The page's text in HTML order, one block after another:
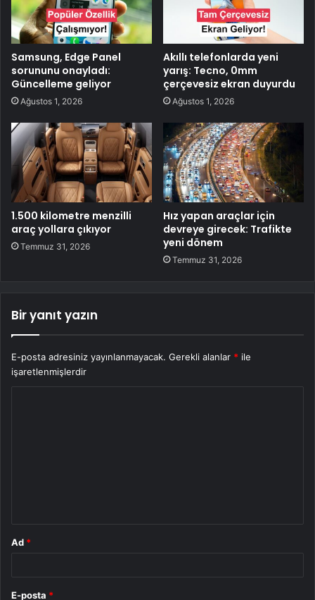
Samsung, Edge Panel
sorununu onayladı:
Güncelleme geliyor
Ağustos 1, 2026
Akıllı telefonlarda yeni
yarış: Tecno, 0mm
çerçevesiz ekran duyurdu
Ağustos 1, 2026
1.500 kilometre menzilli
araç yollara çıkıyor
Temmuz 31, 2026
Hız yapan araçlar için
devreye girecek: Trafikte
yeni dönem
Temmuz 31, 2026
Bir yanıt yazın
E-posta adresiniz yayınlanmayacak. Gerekli alanlar * ile
işaretlenmişlerdir
Ad *
E-posta *